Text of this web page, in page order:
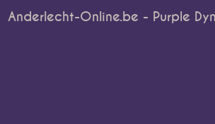
Anderlecht-Online.be - Purple